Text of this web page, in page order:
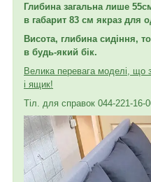
Глибина загальна лише 55
в габарит 83 см якраз для
Висота, глибина сидіння,
в будь-який бік.
Велика перевага моделі, що
і ящик!
Тіл. для справок 044-221-16-